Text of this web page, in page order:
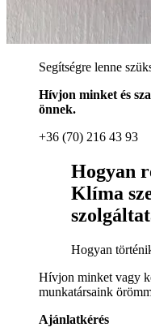
Segítségre lenne
Hívjon minket és
önnek.
+36 (70) 216 43 93
Hogyan
Klíma
Hogyan
Hívjon minket vagy
munkatársaink
Ajánlatkérés